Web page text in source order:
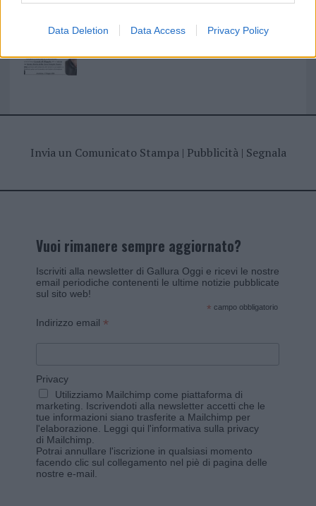
Data Deletion Data Access Privacy Policy
Giovannimaria Cabras
Invia un Comunicato Stampa| Pubblicità| Segnala
Vuoi rimanere sempre aggiornato?
Iscriviti alla newsletter di Gallura Oggi e ricevi le nostre
email periodiche contenenti le ultime notizie pubblicate
sul sito web!
* campo obbligatorio
Indirizzo email *
Privacy
Utilizziamo Mailchimp come piattaforma di
marketing. Iscrivendoti alla newsletter accetti che le
tue informazioni siano trasferite a Mailchimp per
l'elaborazione. Leggi qui l'informativa sulla privacy
di Mailchimp
Potrai annullare l'iscrizione in qualsiasi momento
facendo clic sul collegamento nel piè di pagina delle
nostre e-mail.